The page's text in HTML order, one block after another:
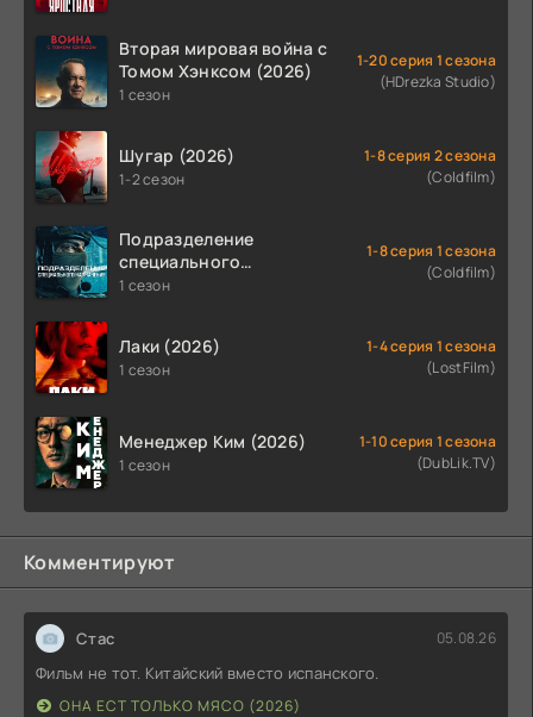
Вторая мировая война с
Томом Хэнксом (2026)
1 сезон
1-20 серия 1 сезона
(HDrezka Studio)
Шугар (2026)
1-2 сезон
1-8 серия 2 сезона
(Coldfilm)
Подразделение
специального
назначения (2026)
1 сезон
1-8 серия 1 сезона
(Coldfilm)
Лаки (2026)
1 сезон
1-4 серия 1 сезона
(LostFilm)
Менеджер Ким (2026)
1 сезон
1-10 серия 1 сезона
(DubLik.TV)
Комментируют
Стас 05.08.26
Фильм не тот. Китайский вместо испанского.
ОНА ЕСТ ТОЛЬКО МЯСО (2026)